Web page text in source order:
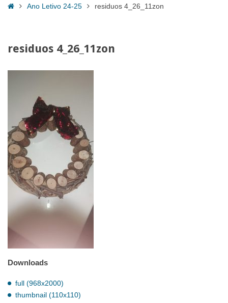
HomeAno Letivo 24-25 residuos 4_26_11zon
residuos 4_26_11zon
Downloads
full (968x2000)
thumbnail (110x110)